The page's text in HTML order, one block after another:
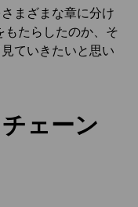
まざまな章に分け
たらしたのか、そ
ていきたいと思い
ェーン